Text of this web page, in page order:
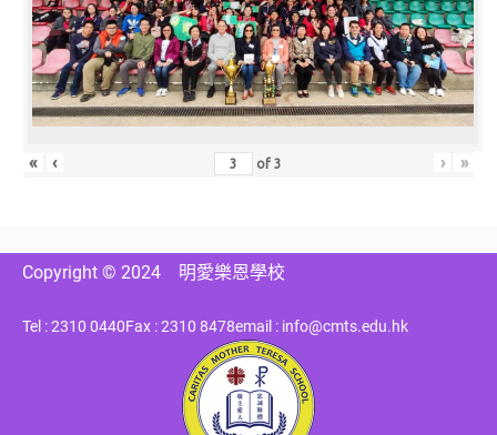
« ‹ of3 › »
Copyright © 2024 明愛樂恩學校
Tel : 2310 0440Fax : 2310 8478email : info@cmts.edu.hk